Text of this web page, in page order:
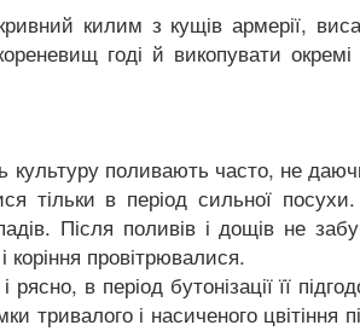
килим з кущів армерії,
годі й викопувати
культуру поливають часто, не
тільки в період сильної
Після поливів і дощів не
провітрювалися.
в період бутонізації її
і насиченого цвітіння